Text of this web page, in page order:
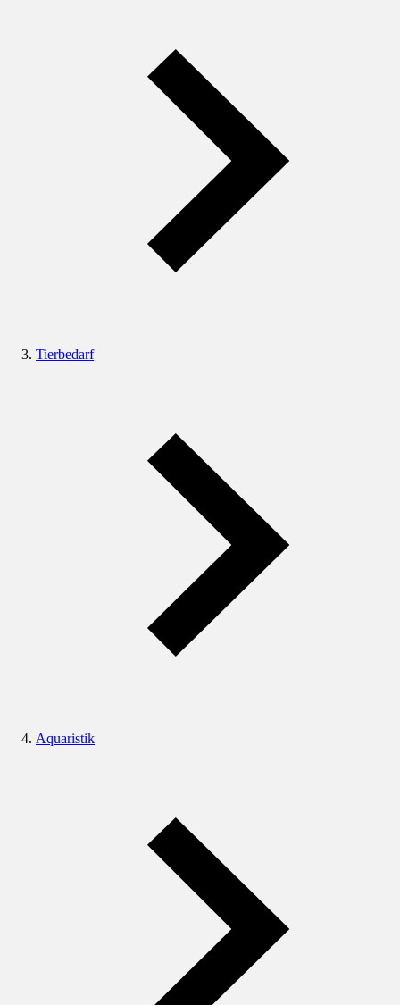
Tierbedarf
Aquaristik